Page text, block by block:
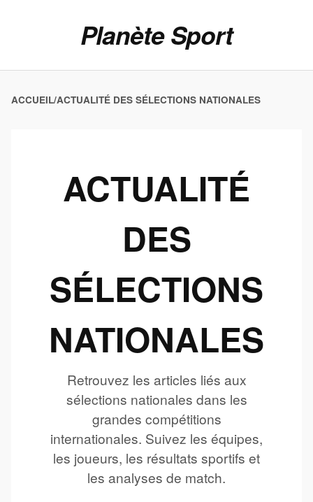
Planète Sport
ACCUEIL/ACTUALITÉ DES SÉLECTIONS NATIONALES
ACTUALITÉ
DES
SÉLECTIONS
NATIONALES
Retrouvez les articles liés aux
sélections nationales dans les
grandes compétitions
internationales. Suivez les équipes,
les joueurs, les résultats sportifs et
les analyses de match.